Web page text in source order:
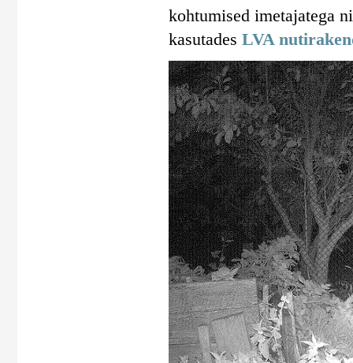
kohtumised imetajatega
kasutades LVA